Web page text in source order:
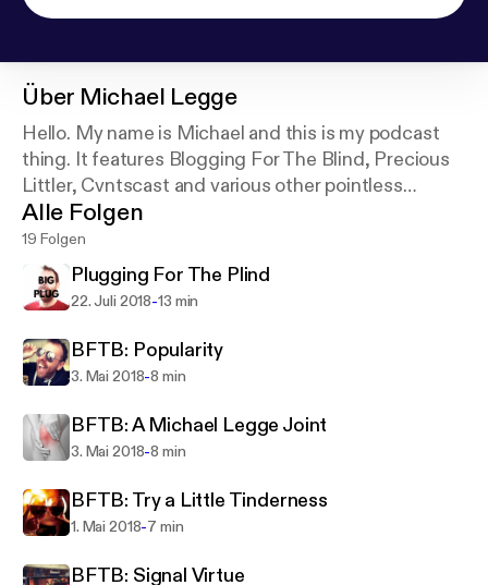
Über Michael Legge
Hello. My name is Michael and this is my podcast
thing. It features Blogging For The Blind, Precious
Littler, Cvntscast and various other pointless
shittery. Enjoy.
Alle Folgen
19 Folgen
Plugging For The Plind
22. Juli 2018-13 min
BFTB: Popularity
3. Mai 2018-8 min
BFTB: A Michael Legge Joint
3. Mai 2018-8 min
BFTB: Try a Little Tinderness
1. Mai 2018-7 min
BFTB: Signal Virtue